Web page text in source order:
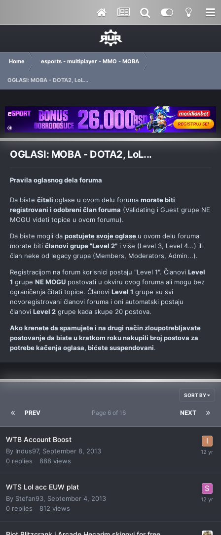
Home esports - multiplayer - MMO - MOBA
OGLASI: MOBA - DOTA2, LoL...
OGLASI: MOBA - DOTA2, LoL...
Pravila oglasnog dela foruma
Da biste čitali oglase u ovom delu foruma morate biti
registrovani i odobreni član foruma (Validating i Guest grupe NE
MOGU videti topice u ovom forumu).
Da biste mogli da postujete svoje oglase u ovom delu foruma
morate biti članovi grupe "Level 2" i više (Level 3, Level 4...) ili
član neke od legacy grupa (Members, Moderators, Admin...).
Registracijom na forum korisnici postaju "Level 1". Članovi Level
1 grupe NE MOGU postovati u okviru ovog foruma ali mogu bez
ograničenja čitati topice. Članovi Level 1 grupe su svi
novoregistrovani članovi foruma i oni automatski postaju
članovi Level 2 grupe kada skupe 20 postova.
Ako krenete da spamujete i na drugi način zloupotrebljavate
postovanje da biste u kratkom roku nakupili broj postova za
potrebe kačenja oglasa, bićete suspendovani.
SORT BY
PREV NEXT
Page 6 of 16
WTB Account Boost
By Indus97, September 8, 2013
0 replies 888 views
WTS Lol acc EUW plat
By Stefan93 September 4, 2013
0 replies 812 views